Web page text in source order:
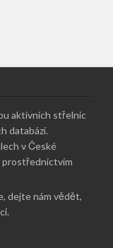
aktivních střelnic
databází.
v České
prostřednictvím
dejte nám vědět,
.